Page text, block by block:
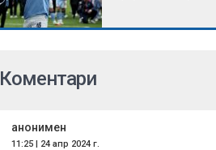
Коментари
анонимен
11:25 | 24 апр 2024 г.